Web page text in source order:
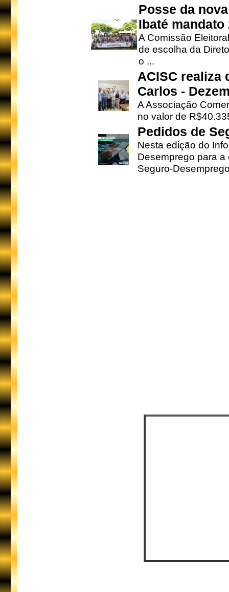
Posse da
Ibaté mandato
A Comissão
de escolha da
o ...
ACISC realiza
Carlos -
A Associação
no valor de
Pedidos de
Nesta edição do
Desemprego para
Seguro-